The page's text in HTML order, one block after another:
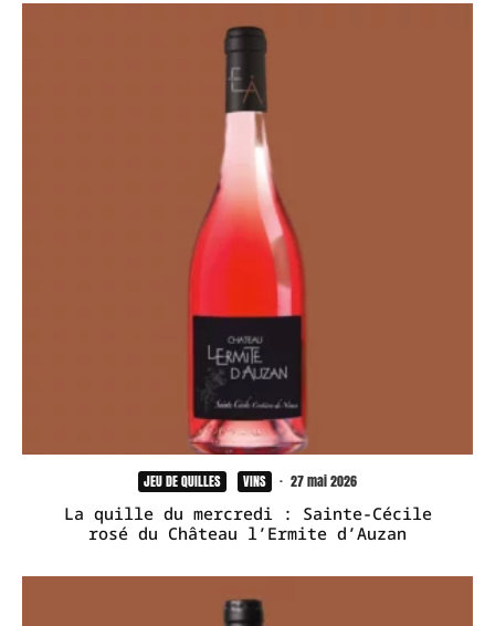
JEU DE QUILLES VINS · 27 mai 2026
La quille du mercredi : Sainte-Cécile
rosé du Château l’Ermite d’Auzan